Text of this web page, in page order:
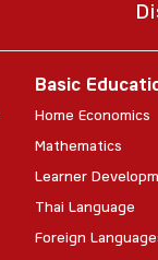
Basic
Home Economics
Mathematics
Learner
Thai Language
Foreign